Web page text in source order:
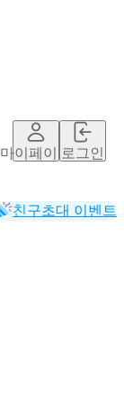
마이페이지로그인
친구초대 이벤트